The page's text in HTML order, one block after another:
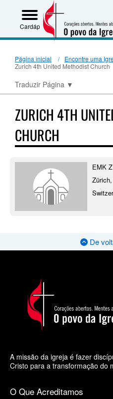
Cardápio
Página inicial
Encontre uma
Zurich 4th United Methodist Church
Traduzir Página ▼
ZURICH 4TH
CHURCH
EMK
De
A missão da igreja é fazer
Cristo para a transformação do
O Que Acreditamos